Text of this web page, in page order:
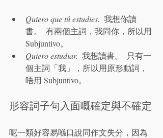
Quiero que tú estudies.
  我想你讀
書。  有兩個主詞，我同你，所以用
Subjuntivo。
Quiero estudiar.
  我想讀書。  只有一
個主詞「我」，所以用原形動詞，
唔用 Subjuntivo。
形容詞子句入面嘅確定與不確定
呢一類好容易喺口說同作文失分，因為